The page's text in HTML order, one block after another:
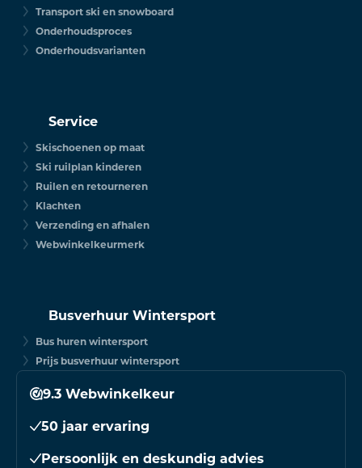
Transport ski en snowboard
Onderhoudsproces
Onderhoudsvarianten
Service
Skischoenen op maat
Ski ruilplan kinderen
Ruilen en retourneren
Klachten
Verzending en afhalen
Webwinkelkeurmerk
Busverhuur Wintersport
Bus huren wintersport
Prijs busverhuur wintersport
9.3 Webwinkelkeur
50 jaar ervaring
Persoonlijk en deskundig advies